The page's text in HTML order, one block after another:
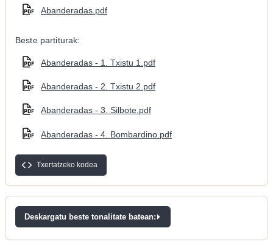
Abanderadas.pdf
Beste partiturak:
Abanderadas - 1. Txistu 1.pdf
Abanderadas - 2. Txistu 2.pdf
Abanderadas - 3. Silbote.pdf
Abanderadas - 4. Bombardino.pdf
Txertatzeko kodea
Deskargatu beste tonalitate batean: